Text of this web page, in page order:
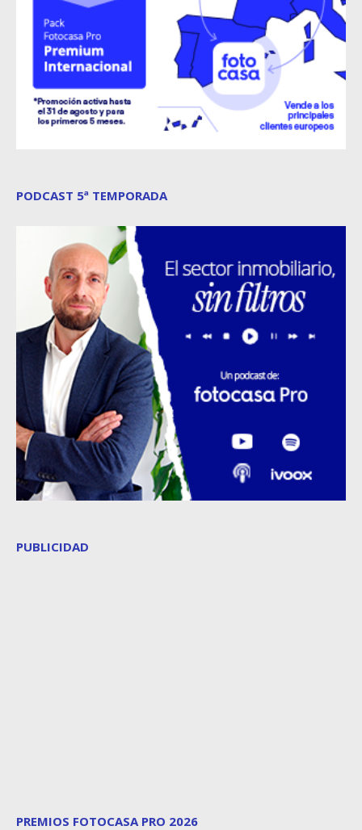
PODCAST 5ª TEMPORADA
PUBLICIDAD
PREMIOS FOTOCASA PRO 2026